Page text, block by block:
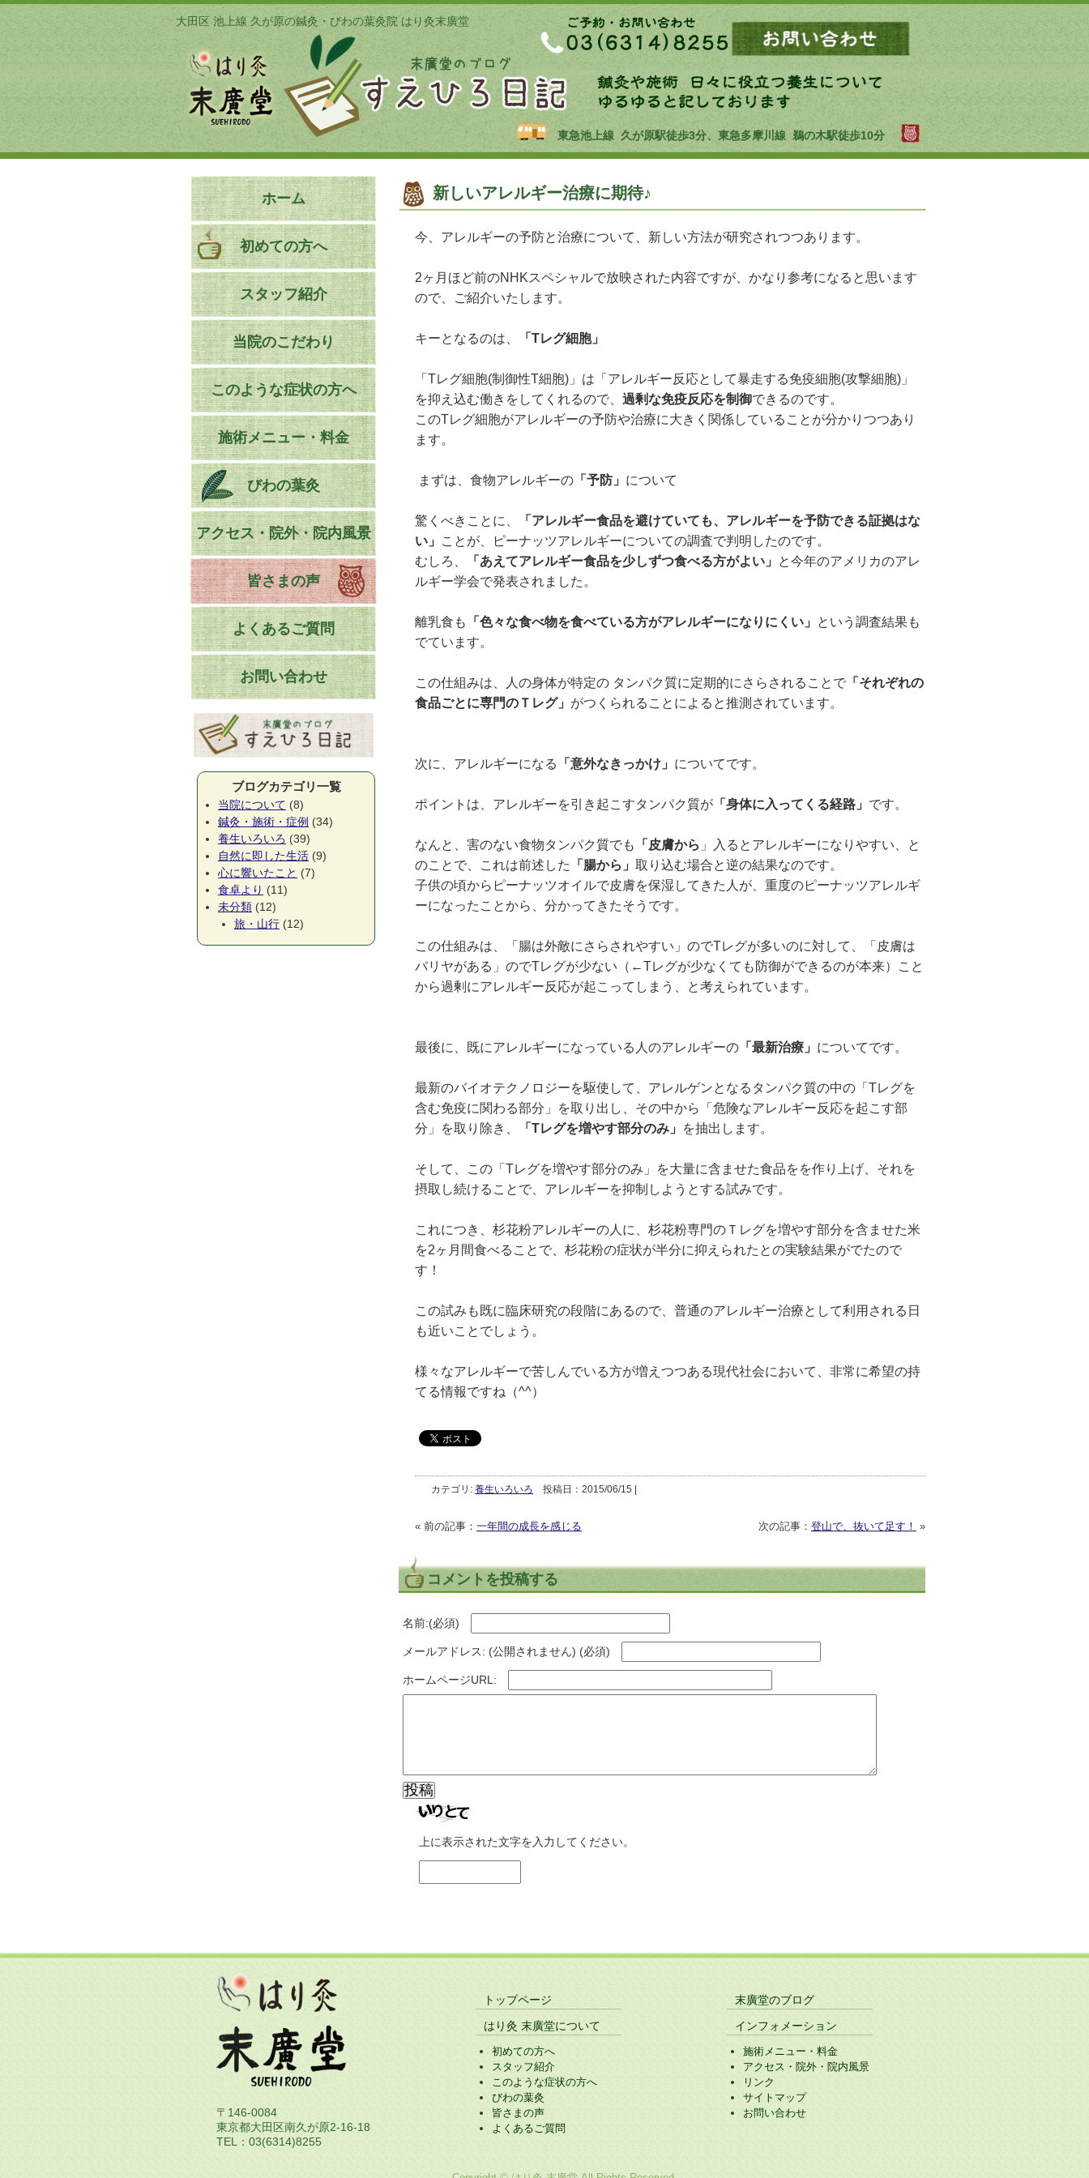
大田区 池上線 久が原の鍼灸・びわの葉灸院 はり灸末廣堂
東急池上線 久が原駅徒歩3分、東急多摩川線 鵜の木駅徒歩10分
新しいアレルギー治療に期待♪
今、アレルギーの予防と治療について、新しい方法が研究されつつあります。
2ヶ月ほど前のNHKスペシャルで放映された内容ですが、かなり参考になると思います
ので、ご紹介いたします。
キーとなるのは、 「Tレグ細胞」
「Tレグ細胞(制御性T細胞)」は「アレルギー反応として暴走する免疫細胞(攻撃細胞)」
を抑え込む働きをしてくれるので、 過剰な免疫反応を制御できるのです。
このTレグ細胞がアレルギーの予防や治療に大きく関係していることが分かりつつあり
ます。
まずは、食物アレルギーの 「予防」 について
驚くべきことに、
「アレルギー食品を避けていても、アレルギーを予防できる証拠はな
い」
ことが、ピーナッツアレルギーについての調査で判明したのです。
むしろ、
「あえてアレルギー食品を少しずつ食べる方がよい」
と今年のアメリカのアレ
ルギー学会で発表されました。
離乳食も 「色々な食べ物を食べている方がアレルギーになりにくい」
という調査結果も
でています。
この仕組みは、人の身体が特定の タンパク質に定期的にさらされることで 「それぞれの
食品ごとに専門のＴレグ」 がつくられることによると推測されています。
次に、アレルギーになる 「意外なきっかけ」 についてです。
ポイントは、アレルギーを引き起こすタンパク質が 「身体に入ってくる経路」 です。
なんと、害のない食物タンパク質でも 「皮膚から 」入るとアレルギーになりやすい、と
のことで、これは前述した
「腸から」 取り込む場合と逆の結果なのです。
子供の頃からピーナッツオイルで皮膚を保湿してきた人が、重度のピーナッツアレルギ
ーになったことから、分かってきたそうです。
この仕組みは、「腸は外敵にさらされやすい」のでTレグが多いのに対して、「皮膚は
バリヤがある」のでTレグが少ない（←Tレグが少なくても防御ができるのが本来）こと
から過剰にアレルギー反応が起こってしまう、と考えられています。
最後に、既にアレルギーになっている人のアレルギーの 「最新治療」 についてです。
最新のバイオテクノロジーを駆使して、アレルゲンとなるタンパク質の中の「Tレグを
含む免疫に関わる部分」を取り出し、その中から「危険なアレルギー反応を起こす部
分」を取り除き、
「Tレグを増やす部分のみ」 を抽出します。
そして、この「Tレグを増やす部分のみ」を大量に含ませた食品をを作り上げ、それを
摂取し続けることで、アレルギーを抑制しようとする試みです。
これにつき、杉花粉アレルギーの人に、杉花粉専門のＴレグを増やす部分を含ませた米
を2ヶ月間食べることで、杉花粉の症状が半分に抑えられたとの実験結果がでたので
す！
この試みも既に臨床研究の段階にあるので、普通のアレルギー治療として利用される日
も近いことでしょう。
様々なアレルギーで苦しんでいる方が増えつつある現代社会において、非常に希望の持
てる情報ですね（^^）
カテゴリ: 養生いろいろ 投稿日：2015/06/15 |
« 前の記事： 一年間の成長を感じる 次の記事： 登山で、抜いて足す！ »
コメントを投稿する
名前:(必須)
メールアドレス: (公開されません) (必須)
ホームページURL:
上に表示された文字を入力してください。
ホーム
初めての方へ
スタッフ紹介
当院のこだわり
このような症状の方へ
施術メニュー・料金
びわの葉灸
アクセス・院外・院内風景
皆さまの声
よくあるご質問
お問い合わせ
ブログカテゴリ一覧
当院について (8)
鍼灸・施術・症例 (34)
養生いろいろ (39)
自然に即した生活 (9)
心に響いたこと (7)
食卓より (11)
未分類 (12)
旅・山行 (12)
〒146-0084
東京都大田区南久が原2-16-18
TEL：03(6314)8255
トップページ
はり灸 末廣堂について
初めての方へ
スタッフ紹介
このような症状の方へ
びわの葉灸
皆さまの声
よくあるご質問
末廣堂のブログ
インフォメーション
施術メニュー・料金
アクセス・院外・院内風景
リンク
サイトマップ
お問い合わせ